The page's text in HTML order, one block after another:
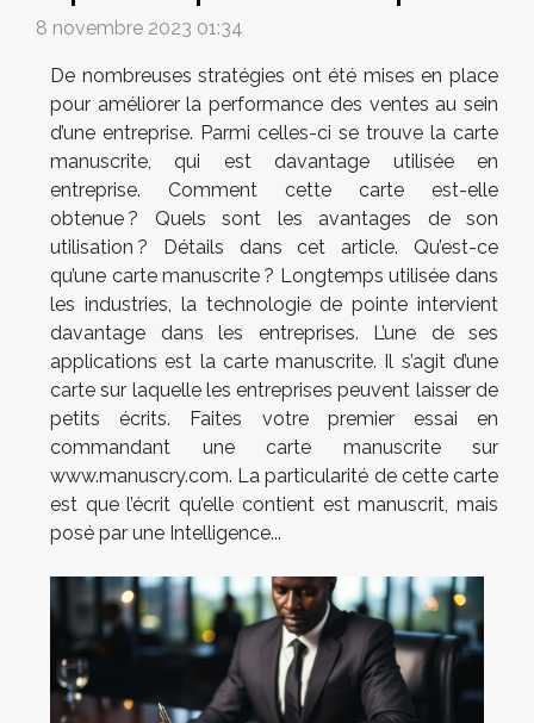
8 novembre 2023 01:34
De nombreuses stratégies ont été mises en place
pour améliorer la performance des ventes au sein
d’une entreprise. Parmi celles-ci se trouve la carte
manuscrite, qui est davantage utilisée en
entreprise. Comment cette carte est-elle
obtenue ? Quels sont les avantages de son
utilisation ? Détails dans cet article. Qu’est-ce
qu’une carte manuscrite ? Longtemps utilisée dans
les industries, la technologie de pointe intervient
davantage dans les entreprises. L’une de ses
applications est la carte manuscrite. Il s’agit d’une
carte sur laquelle les entreprises peuvent laisser de
petits écrits. Faites votre premier essai en
commandant une carte manuscrite sur
www.manuscry.com. La particularité de cette carte
est que l’écrit qu’elle contient est manuscrit, mais
posé par une Intelligence...